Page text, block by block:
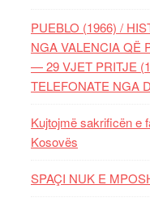
PUEBLO (1966) /
NGA VALENCIA QË
— 29 VJET PRITJE
TELEFONATE NGA
Kujtojmë sakrificën e
Kosovës
SPAÇI NUK E